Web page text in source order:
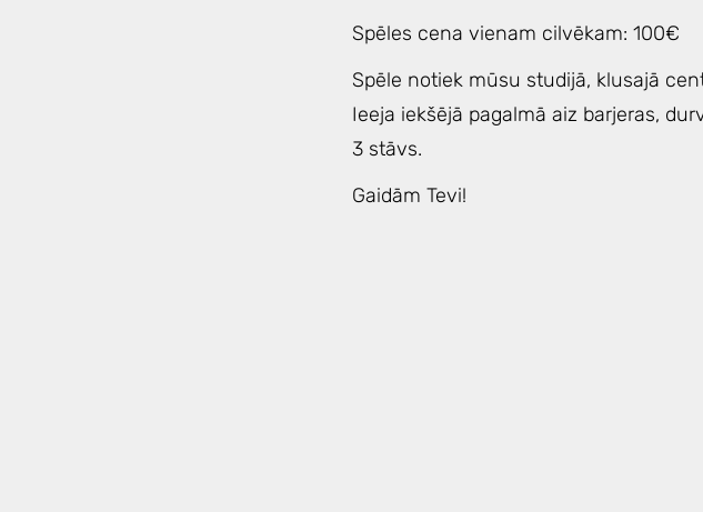
Spēles cena vienam cilvēkam: 100€
Spēle notiek mūsu studijā, klusajā
Ieeja iekšējā pagalmā aiz barjeras,
3 stāvs.
Gaidām Tevi!